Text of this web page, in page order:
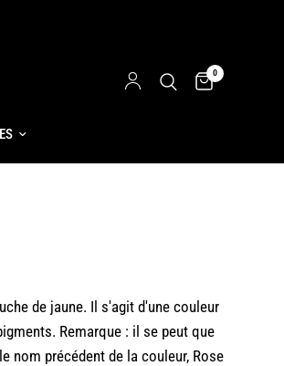
0
de jaune. Il s'agit d'une couleur
Remarque : il se peut que
nom précédent de la couleur, Rose